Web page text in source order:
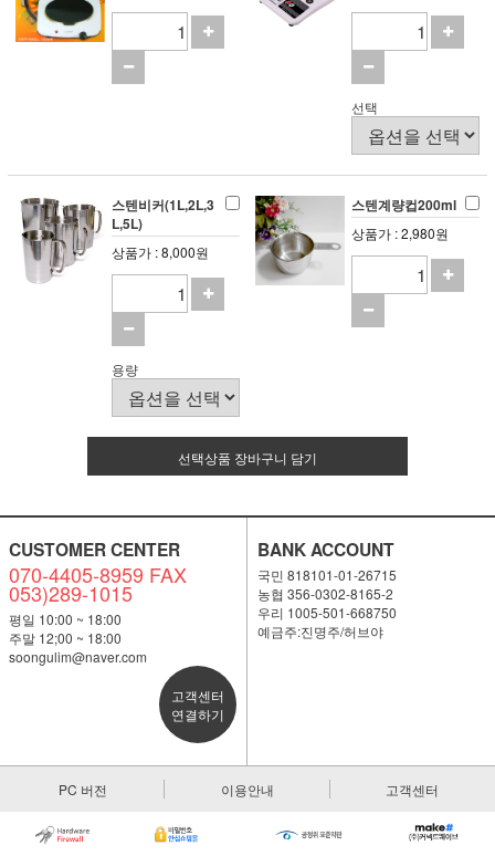
선택
스텐비커(1L,2L,3
L,5L)
상품가 : 8,000원
용량
스텐계량컵200ml
상품가 : 2,980원
선택상품 장바구니 담기
CUSTOMER CENTER
070-4405-8959 FAX
053)289-1015
평일 10:00 ~ 18:00
주말 12;00 ~ 18:00
soongulim@naver.com
고객센터
연결하기
BANK ACCOUNT
국민 818101-01-26715
농협 356-0302-8165-2
우리 1005-501-668750
예금주:진명주/허브야
PC 버전 이용안내 고객센터